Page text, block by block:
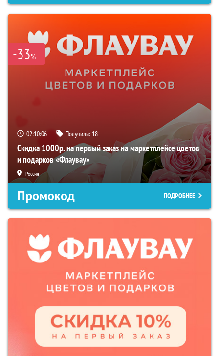
-33%
02:10:05 Получили: 18
Скидка 1000р. на первый заказ на маркетплейсе цветов
и подарков «Флаувау»
Россия
Промокод ПОДРОБНЕЕ